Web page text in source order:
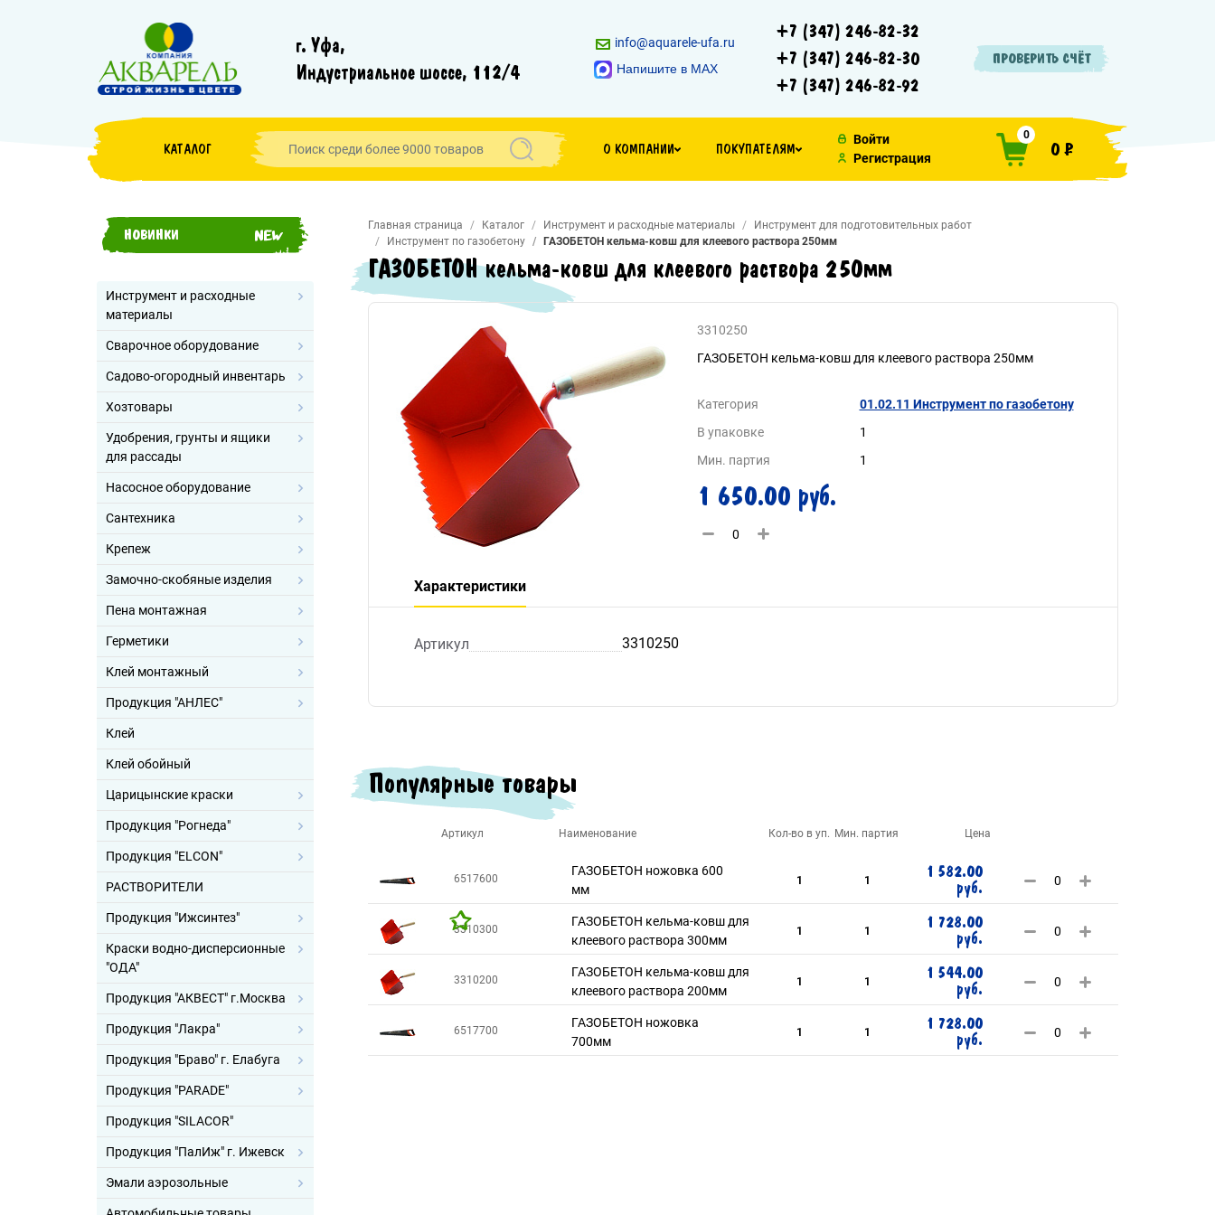
г. Уфа,
Индустриальное шоссе, 112/4
info@aquarele-ufa.ru
Напишите в MAX
+7 (347) 246-82-32
+7 (347) 246-82-30
+7 (347) 246-82-92
ПРОВЕРИТЬ СЧЁТ
КАТАЛОГ О КОМПАНИИ ПОКУПАТЕЛЯМ
Войти
Регистрация
0
0 ₽
НОВИНКИ
Инструмент и расходные
материалы
Сварочное оборудование
Садово-огородный инвентарь
Хозтовары
Удобрения, грунты и ящики
для рассады
Насосное оборудование
Сантехника
Крепеж
Замочно-скобяные изделия
Пена монтажная
Герметики
Клей монтажный
Продукция "АНЛЕС"
Клей
Клей обойный
Царицынские краски
Продукция "Рогнеда"
Продукция "ELCON"
РАСТВОРИТЕЛИ
Продукция "Ижсинтез"
Краски водно-дисперсионные
"ОДА"
Продукция "АКВЕСТ" г.Москва
Продукция "Лакра"
Продукция "Браво" г. Елабуга
Продукция "PARADE"
Продукция "SILACOR"
Продукция "ПалИж" г. Ижевск
Эмали аэрозольные
Главная страница Каталог Инструмент и расходные материалы
Инструмент для подготовительных работ
Инструмент по газобетону
ГАЗОБЕТОН кельма-ковш для клеевого раствора 250мм
ГАЗОБЕТОН кельма-ковш для клеевого раствора 250мм
3310250
ГАЗОБЕТОН кельма-ковш для клеевого раствора 250мм
Категория
01.02.11 Инструмент по газобетону
В упаковке
1
Мин. партия
1
1 650.00 руб.
Характеристики
Артикул 3310250
Популярные товары
Артикул Наименование Кол-во в уп. Мин. партия Цена
6517600
ГАЗОБЕТОН ножовка 600
мм
1 1 1 582.00
руб.
3310300
ГАЗОБЕТОН кельма-ковш для
клеевого раствора 300мм
1 1 1 728.00
руб.
3310200
ГАЗОБЕТОН кельма-ковш для
клеевого раствора 200мм
1 1 1 544.00
руб.
6517700
ГАЗОБЕТОН ножовка
700мм
1 1 1 728.00
руб.